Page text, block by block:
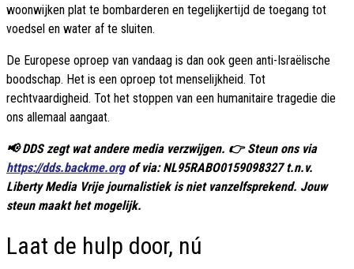
woonwijken plat te bombarderen en tegelijkertijd de toegang tot
voedsel en water af te sluiten.
De Europese oproep van vandaag is dan ook geen anti-Israëlische
boodschap. Het is een oproep tot menselijkheid. Tot
rechtvaardigheid. Tot het stoppen van een humanitaire tragedie die
ons allemaal aangaat.
📢 DDS zegt wat andere media verzwijgen. 👉 Steun ons via
https://dds.backme.orgof via: NL95RABO0159098327 t.n.v.
Liberty Media Vrije journalistiek is niet vanzelfsprekend. Jouw
steun maakt het mogelijk.
Laat de hulp door, nú